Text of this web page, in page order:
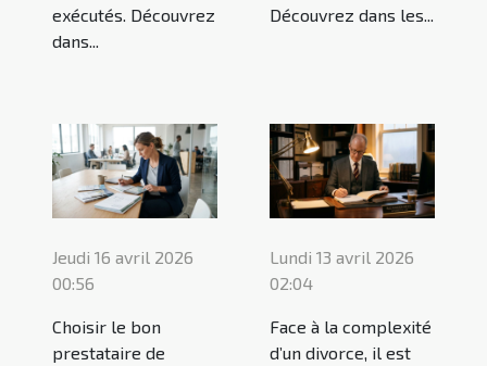
exécutés. Découvrez
dans...
Découvrez dans les...
Jeudi 16 avril 2026
00:56
Choisir le bon
prestataire de
Lundi 13 avril 2026
02:04
Face à la complexité
d’un divorce, il est